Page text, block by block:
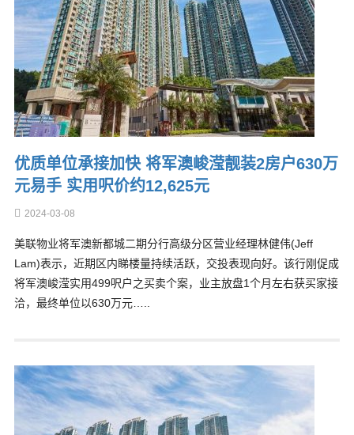
优质单位承接加快 将军澳峻滢靓装2房户630万
元易手 实用呎价约12,625元
2024-03-08
美联物业将军澳新都城二期分行高级分区营业经理林健伟(Jeff
Lam)表示，近期区内睇楼量持续活跃，交投表现向好。该行刚促成
将军澳峻滢实用499呎户之买卖个案，业主放盘1个月左右获买家接
洽，最终单位以630万元…..